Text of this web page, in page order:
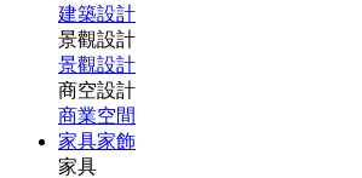
建築設計
景觀設計
景觀設計
商空設計
商業空間
家具家飾
家具